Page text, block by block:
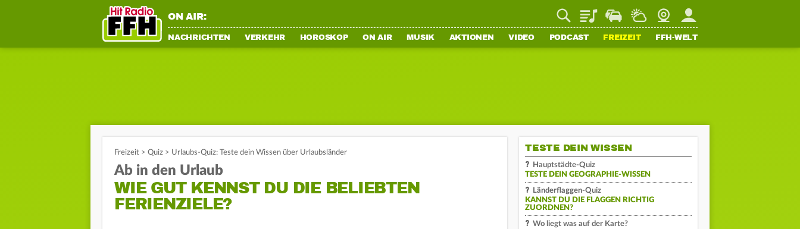
ON AIR: PlaylistStaupilotWetterWebcamMein FFH
NACHRICHTEN VERKEHR HOROSKOP ON AIR MUSIK AKTIONEN VIDEO PODCAST FREIZEIT FFH-WELT
Freizeit > Quiz > Urlaubs-Quiz: Teste dein Wissen über Urlaubsländer
Ab in den Urlaub
WIE GUT KENNST DU DIE BELIEBTEN
FERIENZIELE?
TESTE DEIN WISSEN
Hauptstädte-Quiz
TESTE DEIN GEOGRAPHIE-WISSEN
Länderflaggen-Quiz
KANNST DU DIE FLAGGEN RICHTIG
ZUORDNEN?
Wo liegt was auf der Karte?